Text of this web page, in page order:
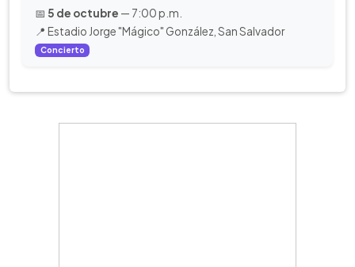
📅 5 de octubre — 7:00 p.m.
📍 Estadio Jorge "Mágico" González, San Salvador
Concierto